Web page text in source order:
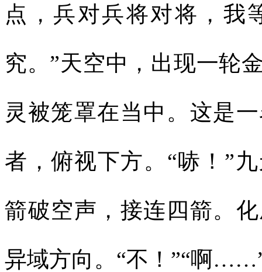
点，兵对兵将对将，我
究。”天空中，出现一轮
灵被笼罩在当中。这是
者，俯视下方。“哧！”
箭破空声，接连四箭。
异域方向。“不！”“啊